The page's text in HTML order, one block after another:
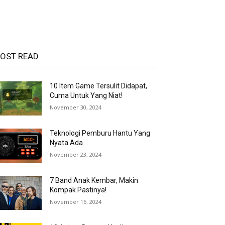
READ
10 Item Game Tersulit Didapat,
Cuma Untuk Yang Niat!
November 30, 2024
Teknologi Pemburu Hantu Yang
Nyata Ada
November 23, 2024
7 Band Anak Kembar, Makin
Kompak Pastinya!
November 16, 2024